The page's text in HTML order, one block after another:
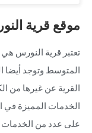
موقع قرية
تعتبر قرية النورس
المتوسط وتوجد أيضا
القرية عن غيرها من
الخدمات المميزة في
على عدد من الخدمات